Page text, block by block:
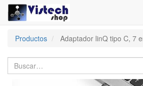
Productos
Adaptador linQ tipo C, 7